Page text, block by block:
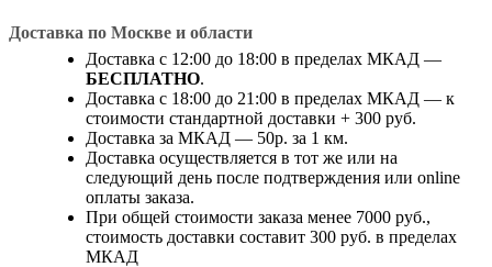
Доставка по Москве и области
Доставка с 12:00 до 18:00 в пределах МКАД —
БЕСПЛАТНО.
Доставка с 18:00 до 21:00 в пределах МКАД — к
стоимости стандартной доставки + 300 руб.
Доставка за МКАД — 50р. за 1 км.
Доставка осуществляется в тот же или на
следующий день после подтверждения или online
оплаты заказа.
При общей стоимости заказа менее 7000 руб.,
стоимость доставки составит 300 руб. в пределах
МКАД